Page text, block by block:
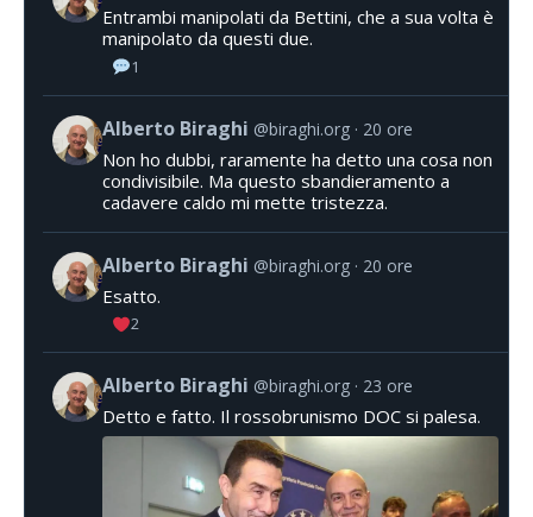
Entrambi manipolati da Bettini, che a sua volta è
manipolato da questi due.
1
Alberto Biraghi @biraghi.org 20 ore
Non ho dubbi, raramente ha detto una cosa non
condivisibile. Ma questo sbandieramento a
cadavere caldo mi mette tristezza.
Alberto Biraghi @biraghi.org 20 ore
Esatto.
2
Alberto Biraghi @biraghi.org 23 ore
Detto e fatto. Il rossobrunismo DOC si palesa.